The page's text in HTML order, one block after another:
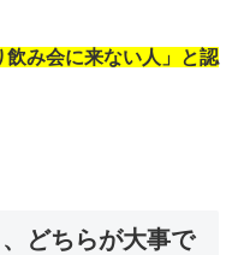
飲み会に来ない人」と認
どちらが大事で